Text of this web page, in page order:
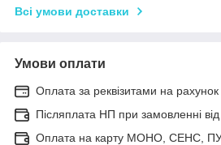
Всі умови доставки
Умови оплати
Оплата за реквізитами на
Післяплата НП при замовленні
Оплата на карту МОНО, СЕНС,